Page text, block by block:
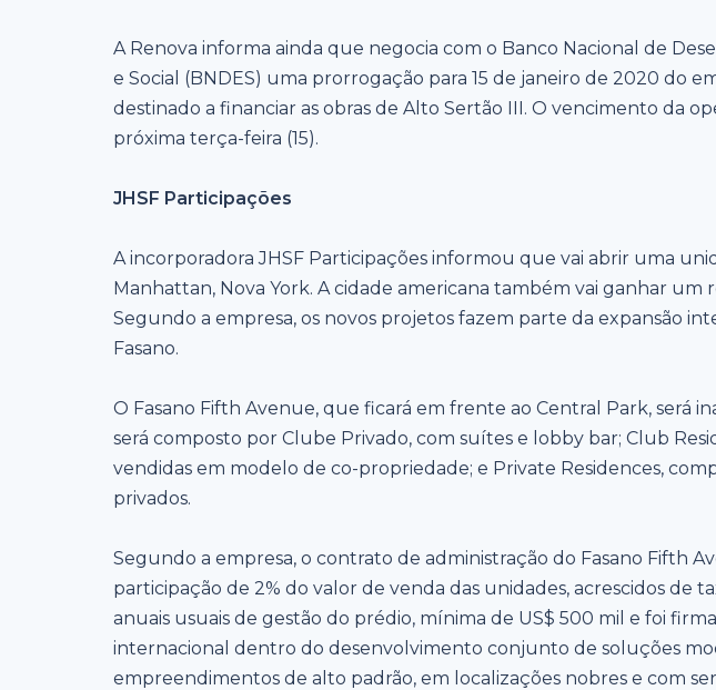
A Renova informa ainda que negocia com o Banco Nacional de
e Social (BNDES) uma prorrogação para 15 de janeiro de 2020 do
destinado a financiar as obras de Alto Sertão III. O vencimento da
próxima terça-feira (15).
JHSF Participações
A incorporadora JHSF Participações informou que vai abrir uma
Manhattan, Nova York. A cidade americana também vai ganhar um
Segundo a empresa, os novos projetos fazem parte da expansão
Fasano.
O Fasano Fifth Avenue, que ficará em frente ao Central Park, será
será composto por Clube Privado, com suítes e lobby bar; Club
vendidas em modelo de co-propriedade; e Private Residences,
privados.
Segundo a empresa, o contrato de administração do Fasano Fifth
participação de 2% do valor de venda das unidades, acrescidos de
anuais usuais de gestão do prédio, mínima de US$ 500 mil e foi
internacional dentro do desenvolvimento conjunto de soluções
empreendimentos de alto padrão, em localizações nobres e com